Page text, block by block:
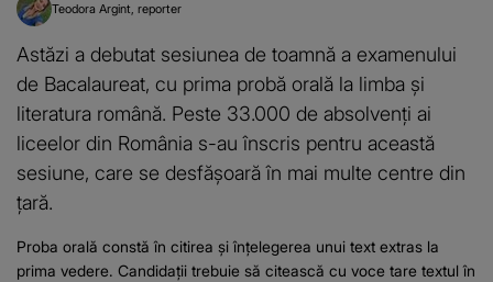
Teodora Argint reporter
Astăzi a debutat sesiunea de toamnă a examenului
de Bacalaureat, cu prima probă orală la limba și
literatura română. Peste 33.000 de absolvenți ai
liceelor din România s-au înscris pentru această
sesiune, care se desfășoară în mai multe centre din
țară.
Proba orală constă în citirea și înțelegerea unui text extras la
prima vedere. Candidații trebuie să citească cu voce tare textul în